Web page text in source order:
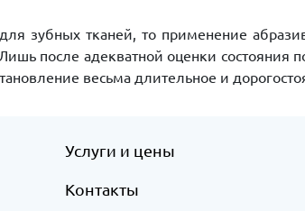
зубных тканей, то применение
после адекватной оценки состояния
весьма длительное и
Услуги и цены
Контакты